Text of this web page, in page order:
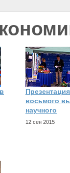
Презентация
восьмого
научного
12 сен 2015